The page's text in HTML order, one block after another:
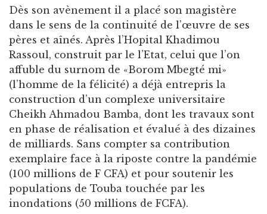
Dès son avènement il a placé son magistère
dans le sens de la continuité de l’œuvre de ses
pères et aînés. Après l’Hopital Khadimou
Rassoul, construit par le l’Etat, celui que l’on
affuble du surnom de «Borom Mbegté mi»
(l’homme de la félicité) a déjà entrepris la
construction d’un complexe universitaire
Cheikh Ahmadou Bamba, dont les travaux sont
en phase de réalisation et évalué à des dizaines
de milliards. Sans compter sa contribution
exemplaire face à la riposte contre la pandémie
(100 millions de F CFA) et pour soutenir les
populations de Touba touchée par les
inondations (50 millions de FCFA).